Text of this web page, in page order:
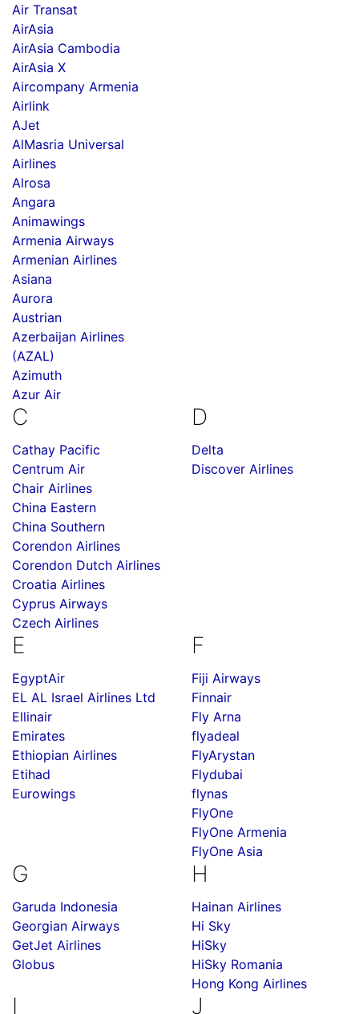
Air Transat
AirAsia
AirAsia Cambodia
AirAsia X
Aircompany Armenia
Airlink
AJet
AlMasria Universal
Airlines
Alrosa
Angara
Animawings
Armenia Airways
Armenian Airlines
Asiana
Aurora
Austrian
Azerbaijan Airlines
(AZAL)
Azimuth
Azur Air
C
Cathay Pacific
Centrum Air
Chair Airlines
China Eastern
China Southern
Corendon Airlines
Corendon Dutch Airlines
Croatia Airlines
Cyprus Airways
Czech Airlines
D
Delta
Discover Airlines
E
EgyptAir
EL AL Israel Airlines Ltd
Ellinair
Emirates
Ethiopian Airlines
Etihad
Eurowings
F
Fiji Airways
Finnair
Fly Arna
flyadeal
FlyArystan
Flydubai
flynas
FlyOne
FlyOne Armenia
FlyOne Asia
G
Garuda Indonesia
Georgian Airways
GetJet Airlines
Globus
H
Hainan Airlines
Hi Sky
HiSky
HiSky Romania
Hong Kong Airlines
I J